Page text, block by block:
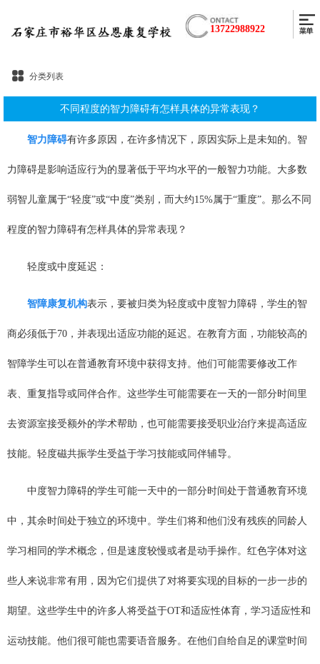
13722988922
分类列表
不同程度的智力障碍有怎样具体的异常表现？
智力障碍有许多原因，在许多情况下，原因实际上是未知的。智
力障碍是影响适应行为的显著低于平均水平的一般智力功能。大多数
弱智儿童属于“轻度”或“中度”类别，而大约15%属于“重度”。那么不同
程度的智力障碍有怎样具体的异常表现？
轻度或中度延迟：
智障康复机构表示，要被归类为轻度或中度智力障碍，学生的智
商必须低于70，并表现出适应功能的延迟。在教育方面，功能较高的
智障学生可以在普通教育环境中获得支持。他们可能需要修改工作
表、重复指导或同伴合作。这些学生可能需要在一天的一部分时间里
去资源室接受额外的学术帮助，也可能需要接受职业治疗来提高适应
技能。轻度磁共振学生受益于学习技能或同伴辅导。
中度智力障碍的学生可能一天中的一部分时间处于普通教育环境
中，其余时间处于独立的环境中。学生们将和他们没有残疾的同龄人
学习相同的学术概念，但是速度较慢或者是动手操作。红色字体对这
些人来说非常有用，因为它们提供了对将要实现的目标的一步一步的
期望。这些学生中的许多人将受益于OT和适应性体育，学习适应性和
运动技能。他们很可能也需要语音服务。在他们自给自足的课堂时间